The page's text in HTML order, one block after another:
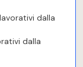
dalla
dalla